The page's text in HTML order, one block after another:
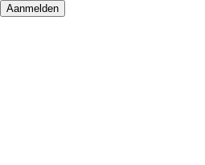
Aanmelden